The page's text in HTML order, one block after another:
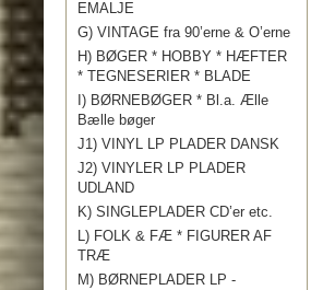
EMALJE
G) VINTAGE fra 90’erne & O’erne
H) BØGER * HOBBY * HÆFTER
* TEGNESERIER * BLADE
I) BØRNEBØGER * Bl.a. Ælle
Bælle bøger
J1) VINYL LP PLADER DANSK
J2) VINYLER LP PLADER
UDLAND
K) SINGLEPLADER CD’er etc.
L) FOLK & FÆ * FIGURER AF
TRÆ
M) BØRNEPLADER LP -